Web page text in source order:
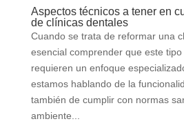
Aspectos técnicos a tener en
de clínicas dentales
Cuando se trata de reformar una
esencial comprender que este
requieren un enfoque
estamos hablando de la
también de cumplir con normas
ambiente...